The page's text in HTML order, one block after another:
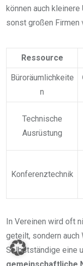
können auch
sonst großen Firmen
Ressource
Büroräumlichkeite
n
Technische
Ausrüstung
Konferenztechnik
In Vereinen wird oft
geteilt, sondern
Selbstständige eine